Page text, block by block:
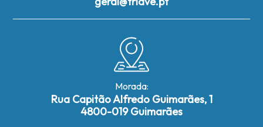
Morada:
Rua Capitão Alfredo Guimarães, 1
4800-019 Guimarães